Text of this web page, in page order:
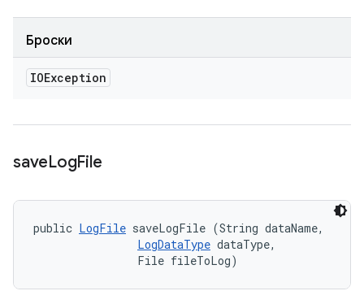
Броски
IOException
saveLogFile
public LogFile saveLogFile (String dataName,
LogDataType dataType,
                File fileToLog)